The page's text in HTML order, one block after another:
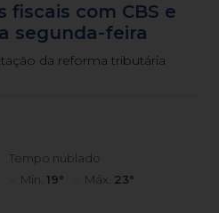
fiscais com CBS e
segunda-feira
da reforma tributária
Tempo nublado
Mín. 19° Máx. 23°